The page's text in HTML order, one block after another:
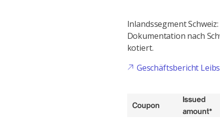
Inlandssegment
Dokumentation nach
kotiert.
Geschäftsbericht
Coupon
Issued
amount*